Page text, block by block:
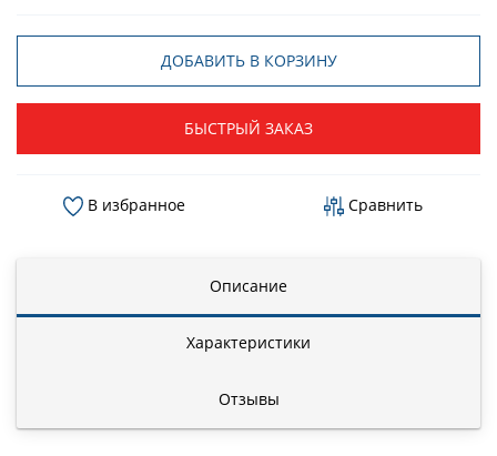
ДОБАВИТЬ В КОРЗИНУ
БЫСТРЫЙ ЗАКАЗ
В избранное Сравнить
Описание
Характеристики
Отзывы